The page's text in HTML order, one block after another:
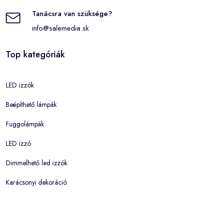
Tanácsra van szüksége?
info@salemedia.sk
Top kategóriák
LED izzók
Beépíthető lámpák
Fuggolámpák
LED izzó
Dimmelhető led izzók
Karácsonyi dekoráció